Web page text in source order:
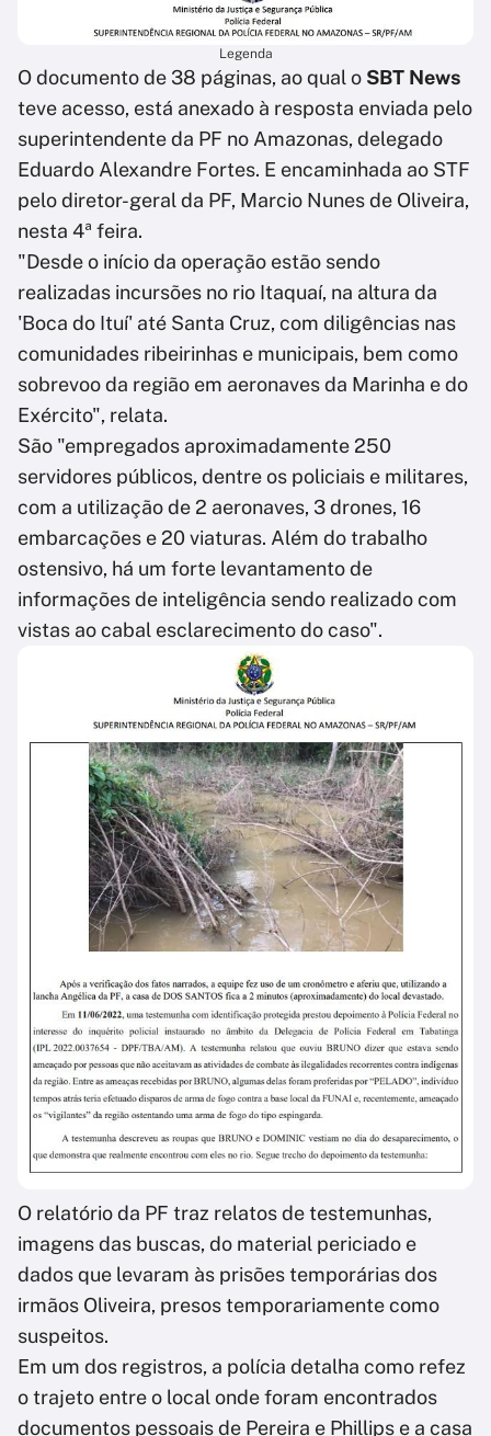
Legenda
O documento de 38 páginas, ao qual o SBT News
teve acesso, está anexado à resposta enviada pelo
superintendente da PF no Amazonas, delegado
Eduardo Alexandre Fortes. E encaminhada ao STF
pelo diretor-geral da PF, Marcio Nunes de Oliveira,
nesta 4ª feira.
"Desde o início da operação estão sendo
realizadas incursões no rio Itaquaí, na altura da
'Boca do Ituí' até Santa Cruz, com diligências nas
comunidades ribeirinhas e municipais, bem como
sobrevoo da região em aeronaves da Marinha e do
Exército", relata.
São "empregados aproximadamente 250
servidores públicos, dentre os policiais e militares,
com a utilização de 2 aeronaves, 3 drones, 16
embarcações e 20 viaturas. Além do trabalho
ostensivo, há um forte levantamento de
informações de inteligência sendo realizado com
vistas ao cabal esclarecimento do caso".
O relatório da PF traz relatos de testemunhas,
imagens das buscas, do material periciado e
dados que levaram às prisões temporárias dos
irmãos Oliveira, presos temporariamente como
suspeitos.
Em um dos registros, a polícia detalha como refez
o trajeto entre o local onde foram encontrados
documentos pessoais de Pereira e Phillips e a casa